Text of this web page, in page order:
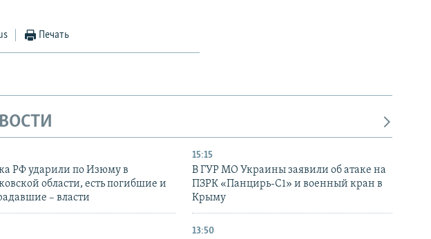
Печать
РФ ударили по Изюму в
области, есть погибшие и
– власти
15:15
В ГУР МО Украины заявили об атаке на
ПЗРК «Панцирь-С1» и военный кран в
Крыму
13:50